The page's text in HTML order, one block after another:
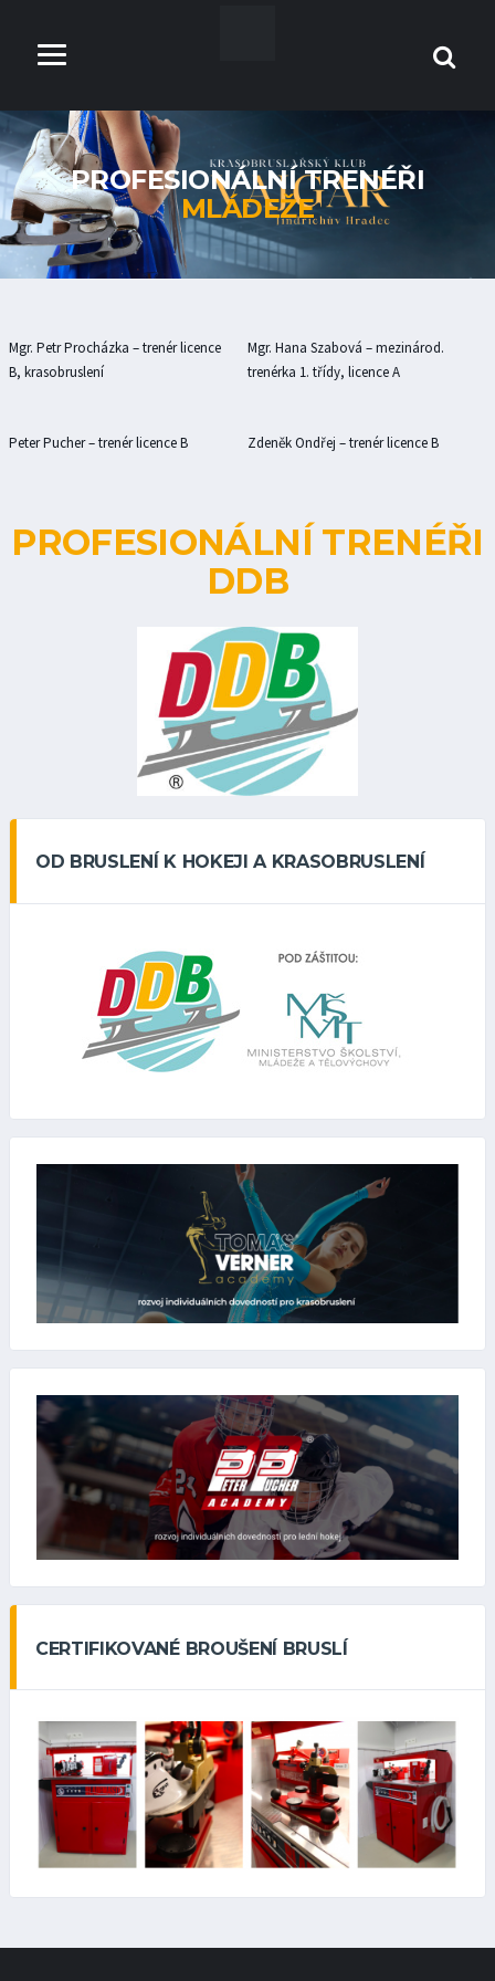
PROFESIONÁLNÍ TRENÉŘI
MLÁDEŽE
Mgr. Petr Procházka – trenér licence
B, krasobruslení
Mgr. Hana Szabová – mezinárod.
trenérka 1. třídy, licence A
Peter Pucher – trenér licence B Zdeněk Ondřej – trenér licence B
PROFESIONÁLNÍ TRENÉŘI
DDB
OD BRUSLENÍ K HOKEJI A KRASOBRUSLENÍ
CERTIFIKOVANÉ BROUŠENÍ BRUSLÍ